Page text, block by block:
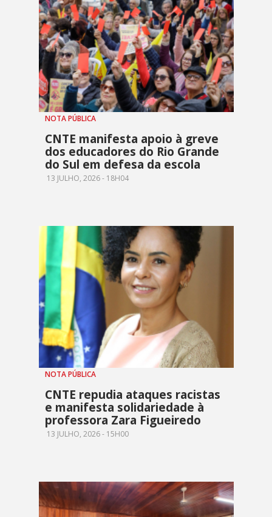
NOTA PÚBLICA
CNTE manifesta apoio à greve
dos educadores do Rio Grande
do Sul em defesa da escola
13 JULHO, 2026 - 18H04
NOTA PÚBLICA
CNTE repudia ataques racistas
e manifesta solidariedade à
professora Zara Figueiredo
13 JULHO, 2026 - 15H00